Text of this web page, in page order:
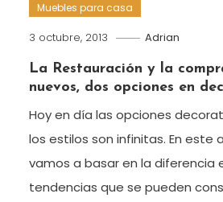
Muebles para casa
3 octubre, 2013 Adrian
La Restauración y la
nuevos, dos opciones en
Hoy en día las opciones
los estilos son infinitas. En este
vamos a basar en la diferencia
tendencias que se pueden